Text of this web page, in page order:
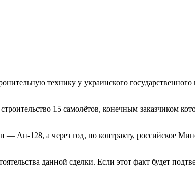
технику у украинского
15 самолётов, конечным заказчиком
Ан-128, а через год, по контракту, российское
данной сделки. Если этот факт будет